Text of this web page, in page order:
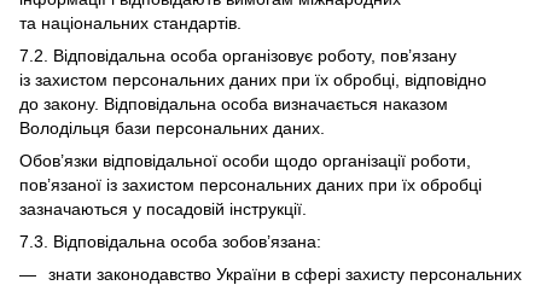
та національних стандартів.
7.2. Відповідальна особа організовує роботу, пов’язану
із захистом персональних даних при їх обробці, відповідно
до закону. Відповідальна особа визначається наказом
Володільця бази персональних даних.
Обов’язки відповідальної особи щодо організації роботи,
пов’язаної із захистом персональних даних при їх обробці
зазначаються у посадовій інструкції.
7.3. Відповідальна особа зобов’язана:
знати законодавство України в сфері захисту персональних